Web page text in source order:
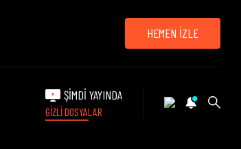
HEMEN İZLE
ŞİMDİ YAYINDA
GİZLİ DOSYALAR